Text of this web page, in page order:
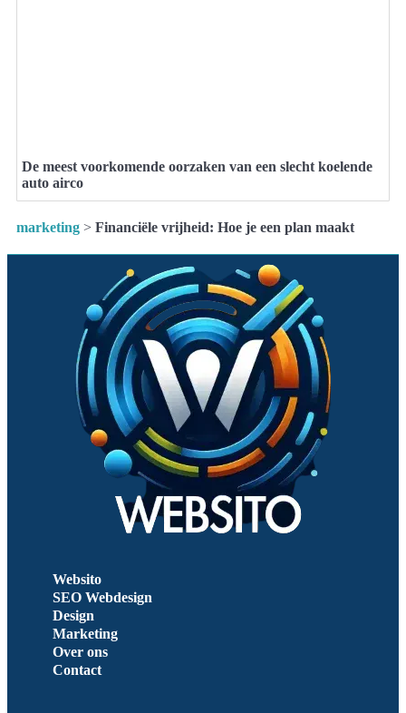
De meest voorkomende oorzaken van een slecht koelende
auto airco
marketing > Financiële vrijheid: Hoe je een plan maakt
Websito
SEO Webdesign
Design
Marketing
Over ons
Contact